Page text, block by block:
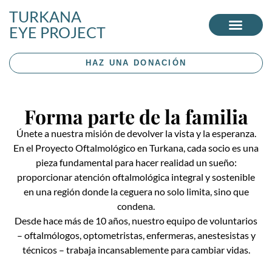
TURKANA
EYE PROJECT
HAZ UNA DONACIÓN
Forma parte de la familia
Únete a nuestra misión de devolver la vista y la esperanza.
En el Proyecto Oftalmológico en Turkana, cada socio es una
pieza fundamental para hacer realidad un sueño:
proporcionar atención oftalmológica integral y sostenible
en una región donde la ceguera no solo limita, sino que
condena.
Desde hace más de 10 años, nuestro equipo de voluntarios
– oftalmólogos, optometristas, enfermeras, anestesistas y
técnicos – trabaja incansablemente para cambiar vidas.